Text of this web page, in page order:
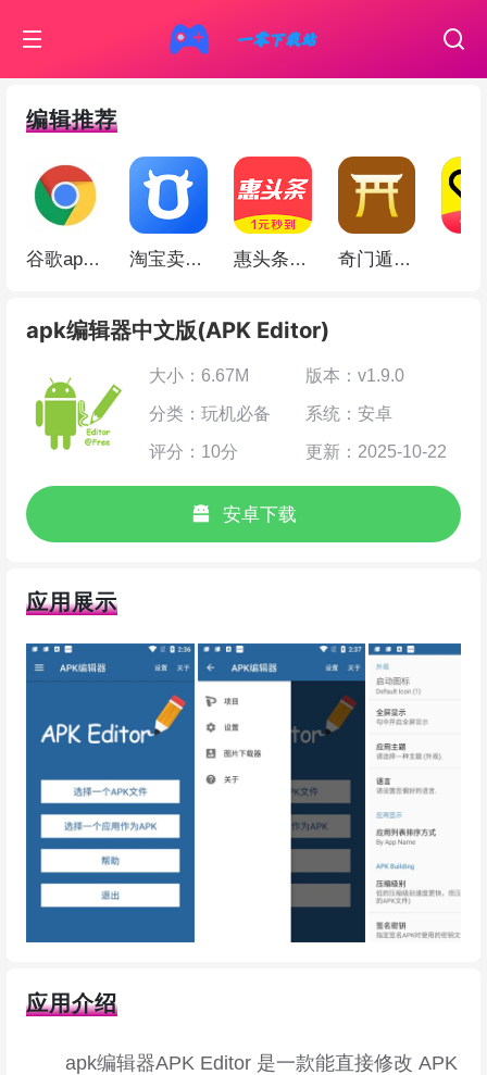
编辑推荐
谷歌app(Google Chrome) 淘宝卖家版app 惠头条app 奇门遁甲app
apk编辑器中文版(APK Editor)
大小：6.67M 版本：v1.9.0
分类：玩机必备 系统：安卓
评分：10分 更新：2025-10-22
安卓下载
应用展示
应用介绍
apk编辑器APK Editor 是一款能直接修改 APK